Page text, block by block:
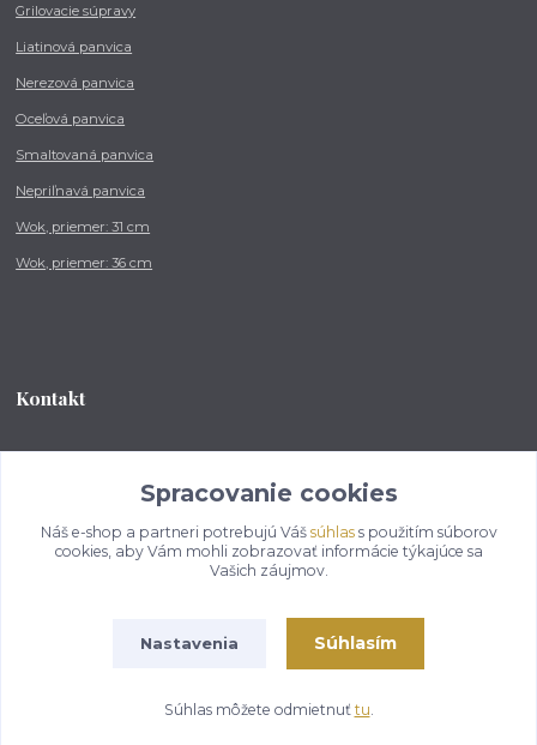
Grilovacie súpravy
Liatinová panvica
Nerezová panvica
Oceľová panvica
Smaltovaná panvica
Nepriľnavá panvica
Wok, priemer: 31 cm
Wok, priemer: 36 cm
Kontakt
od 8:00 - do 16:00 hod
info@kotlikovesupravy.sk
Vytvorené na
Eshop-rychlo.sk
Spracovanie cookies
Náš e-shop a partneri potrebujú Váš súhlass použitím súborov
cookies, aby Vám mohli zobrazovať informácie týkajúce sa
Vašich záujmov.
Nastavenia Súhlasím
Súhlas môžete odmietnuť tu